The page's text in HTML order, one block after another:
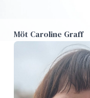
Möt Caroline Graff